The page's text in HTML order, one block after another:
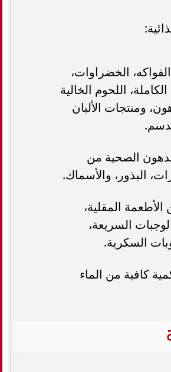
الخضراوات،
اللحوم الخالية
ومنتجات الألبان
الصحية من
البذور، والأسماك.
الأطعمة المقلية،
السريعة،
السكرية.
كافية من الماء